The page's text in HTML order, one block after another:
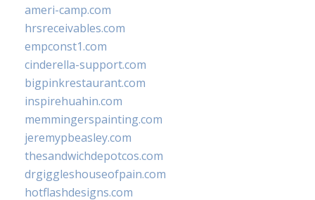
ameri-camp.com
hrsreceivables.com
empconst1.com
cinderella-support.com
bigpinkrestaurant.com
inspirehuahin.com
memmingerspainting.com
jeremypbeasley.com
thesandwichdepotcos.com
drgiggleshouseofpain.com
hotflashdesigns.com